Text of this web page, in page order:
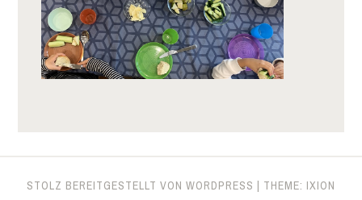
STOLZ BEREITGESTELLT VON WORDPRESS | THEME: IXION